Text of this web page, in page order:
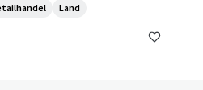
Land